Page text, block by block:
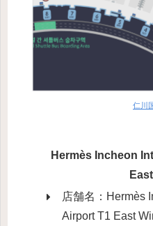
仁川
Hermès Incheon
店舗名：Hermès
Airport T1 East